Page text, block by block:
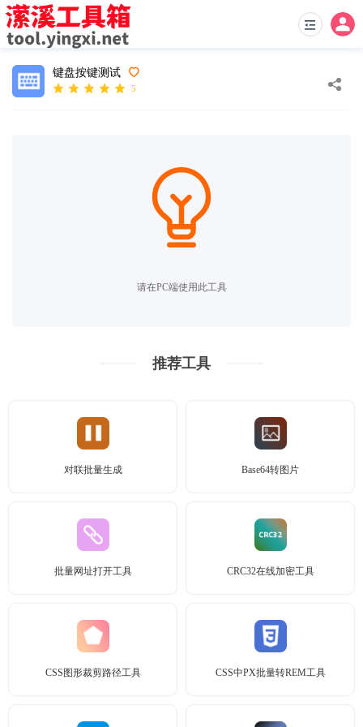
键盘按键测试
5
请在PC端使用此工具
推荐工具
对联批量生成 Base64转图片
批量网址打开工具 CRC32在线加密工具
CSS图形裁剪路径工具 CSS中PX批量转REM工具